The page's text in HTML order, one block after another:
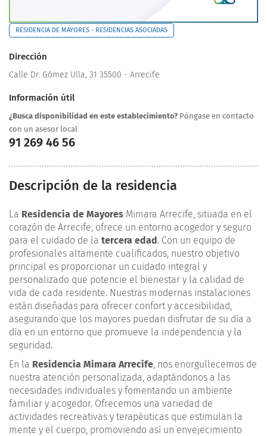
RESIDENCIA DE MAYORES - RESIDENCIAS ASOCIADAS
Dirección
Calle Dr. Gómez Ulla, 31 35500 - Arrecife
Información útil
¿Busca disponibilidad en este establecimiento? Póngase en contacto
con un asesor local
91 269 46 56
Descripción de la residencia
La Residencia de Mayores Mimara Arrecife, situada en el
corazón de Arrecife, ofrece un entorno acogedor y seguro
para el cuidado de la tercera edad. Con un equipo de
profesionales altamente cualificados, nuestro objetivo
principal es proporcionar un cuidado integral y
personalizado que potencie el bienestar y la calidad de
vida de cada residente. Nuestras modernas instalaciones
están diseñadas para ofrecer confort y accesibilidad,
asegurando que los mayores puedan disfrutar de su día a
día en un entorno que promueve la independencia y la
seguridad.
En la Residencia Mimara Arrecife , nos enorgullecemos de
nuestra atención personalizada, adaptándonos a las
necesidades individuales y fomentando un ambiente
familiar y acogedor. Ofrecemos una variedad de
actividades recreativas y terapéuticas que estimulan la
mente y el cuerpo, promoviendo así un envejecimiento